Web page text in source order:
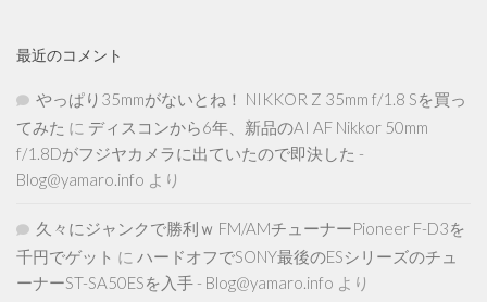
最近のコメント
やっぱり35mmがないとね！ NIKKOR Z 35mm f/1.8 Sを買っ
てみた に ディスコンから6年、新品のAI AF Nikkor 50mm
f/1.8Dがフジヤカメラに出ていたので即決した -
Blog@yamaro.info より
久々にジャンクで勝利ｗ FM/AMチューナーPioneer F-D3を
千円でゲット に ハードオフでSONY最後のESシリーズのチュ
ーナーST-SA50ESを入手 - Blog@yamaro.info より